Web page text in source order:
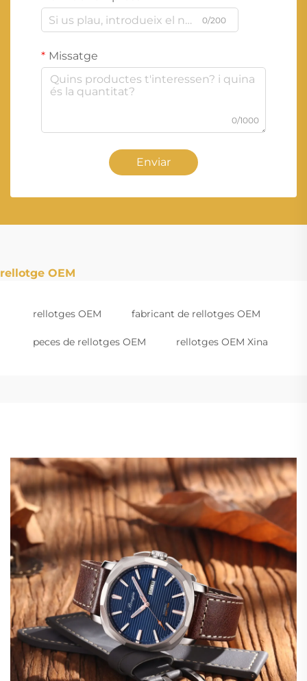
0/200
Missatge
0/1000
Enviar
rellotge OEM
rellotges OEM fabricant de rellotges OEM
peces de rellotges OEM rellotges OEM Xina